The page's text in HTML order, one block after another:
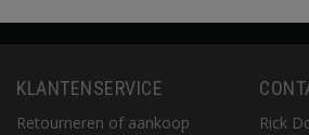
KLANTENSERVICE
Retourneren of aankoop Rick